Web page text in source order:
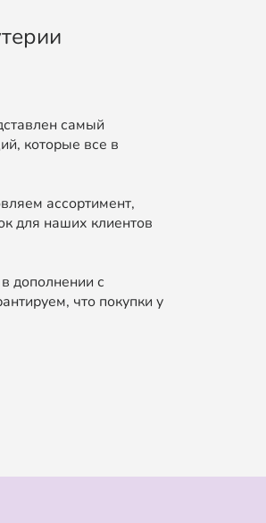
самый
которые все в
ассортимент,
для наших клиентов
дополнении с
что покупки у